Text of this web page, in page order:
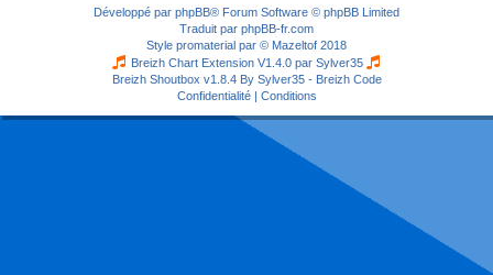
Développé par phpBB® Forum Software © phpBB Limited
Traduit par phpBB-fr.com
Style promaterial par © Mazeltof 2018
Breizh Chart Extension V1.4.0 par Sylver35
Breizh Shoutbox v1.8.4 By Sylver35 - Breizh Code
Confidentialité| Conditions